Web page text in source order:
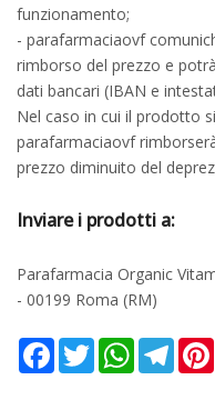
funzionamento;
- parafarmaciaovf
rimborso del prezzo e
dati bancari (IBAN e
Nel caso in cui il prodotto
parafarmaciaovf
prezzo diminuito del
Inviare i prodotti a:
Parafarmacia Organic
- 00199 Roma (RM)
Facebook
TwitterWhatsApp